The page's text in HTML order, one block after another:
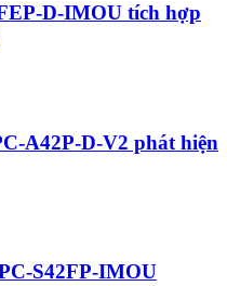
D-IMOU tích hợp
A42P-D-V2 phát hiện
S42FP-IMOU